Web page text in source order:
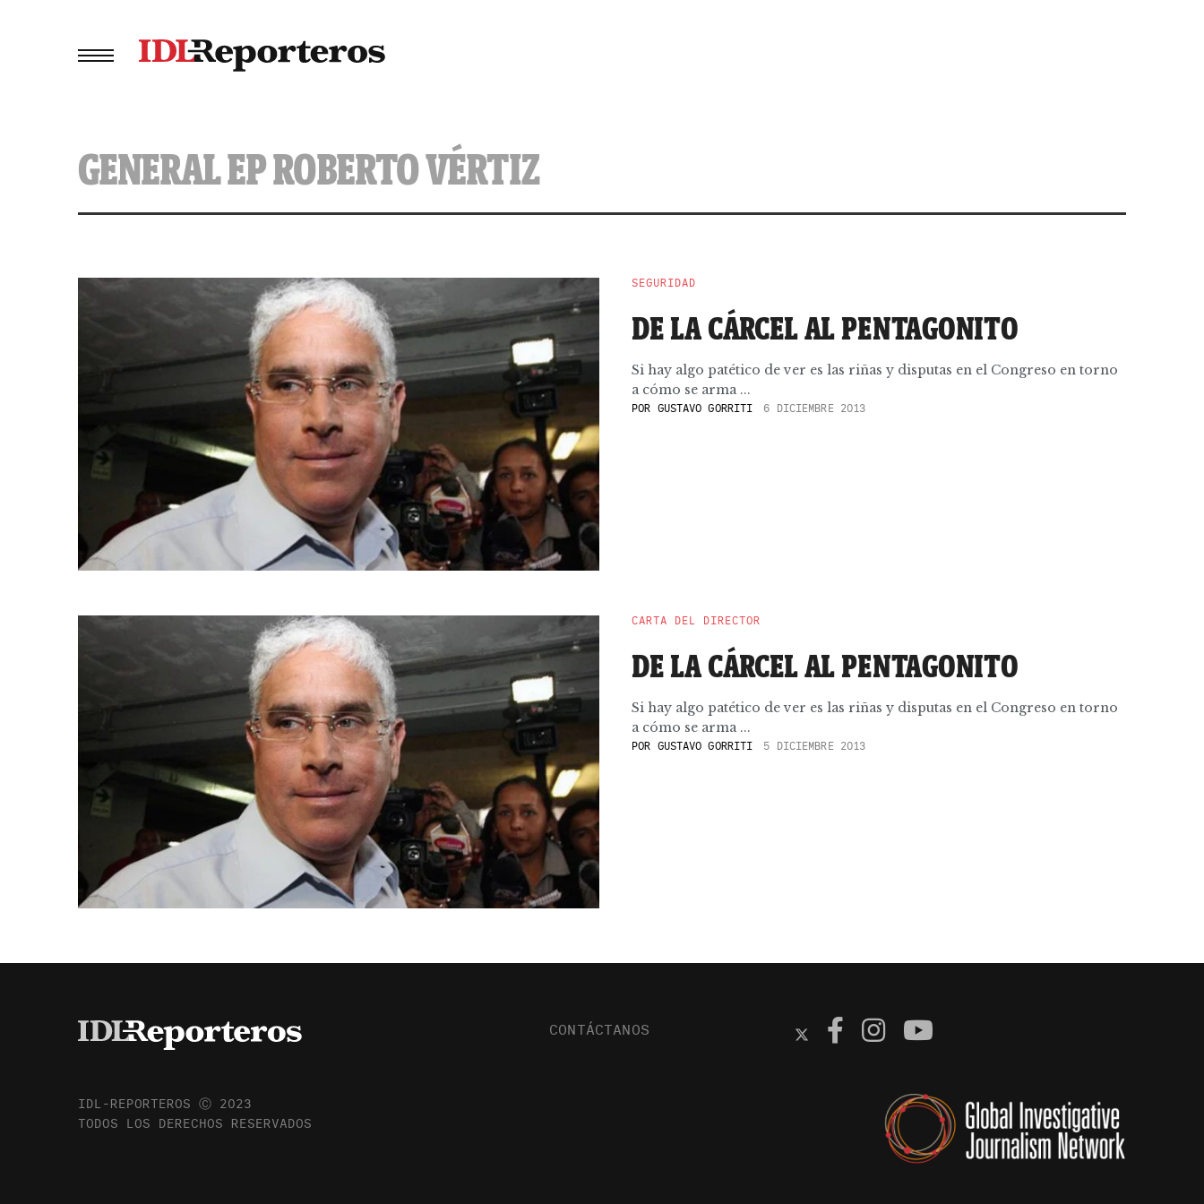
GENERAL EP ROBERTO VÉRTIZ
SEGURIDAD
DE LA CÁRCEL AL PENTAGONITO
Si hay algo patético de ver es las riñas y disputas en el Congreso en torno
a cómo se arma ...
POR GUSTAVO GORRITI 6 DICIEMBRE 2013
CARTA DEL DIRECTOR
DE LA CÁRCEL AL PENTAGONITO
Si hay algo patético de ver es las riñas y disputas en el Congreso en torno
a cómo se arma ...
POR GUSTAVO GORRITI 5 DICIEMBRE 2013
CONTÁCTANOS
IDL-REPORTEROS Ⓒ 2023
TODOS LOS DERECHOS RESERVADOS